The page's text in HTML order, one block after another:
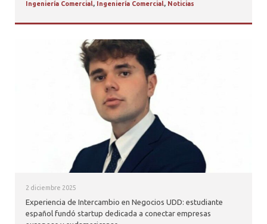
Ingeniería Comercial, Ingeniería Comercial, Noticias
2 diciembre 2025
Experiencia de Intercambio en Negocios UDD: estudiante
español fundó startup dedicada a conectar empresas